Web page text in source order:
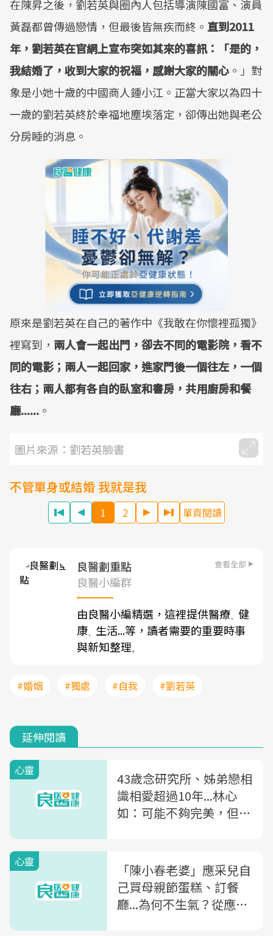
在陳昇之後，劉若英與圈內人包括導演陳國富、演員
黃磊都曾傳過戀情，但最後皆無疾而終。 直到2011
年，劉若英在官網上宣布突如其來的喜訊：「是的，
我結婚了，收到大家的祝福，感謝大家的關心 。」對
象是小她十歲的中國商人鍾小江。正當大家以為四十
一歲的劉若英終於幸福地塵埃落定，卻傳出她與老公
分房睡的消息。
原來是劉若英在自己的著作中《我敢在你懷裡孤獨》
裡寫到， 兩人會一起出門，卻去不同的電影院，看不
同的電影；兩人一起回家，進家門後一個往左，一個
往右；兩人都有各自的臥室和書房，共用廚房和餐
廳...... 。
圖片來源：劉若英臉書
不管單身或結婚 我就是我
1 2 單頁閱讀
良醫劃重點 查看全部
良醫小編群
由良醫小編精選，這裡提供醫療、 健
康、 生活...等，讀者需要的重要時事
與新知整理。
#婚姻 #獨處 #自我 #劉若英
延伸閱讀
心靈
43歲念研究所、姊弟戀相
識相愛超過10年...林心
如：可能不夠完美，但還
心靈
「陳小春老婆」應采兒自
己買母親節蛋糕、訂餐
廳...為何不生氣？從應采